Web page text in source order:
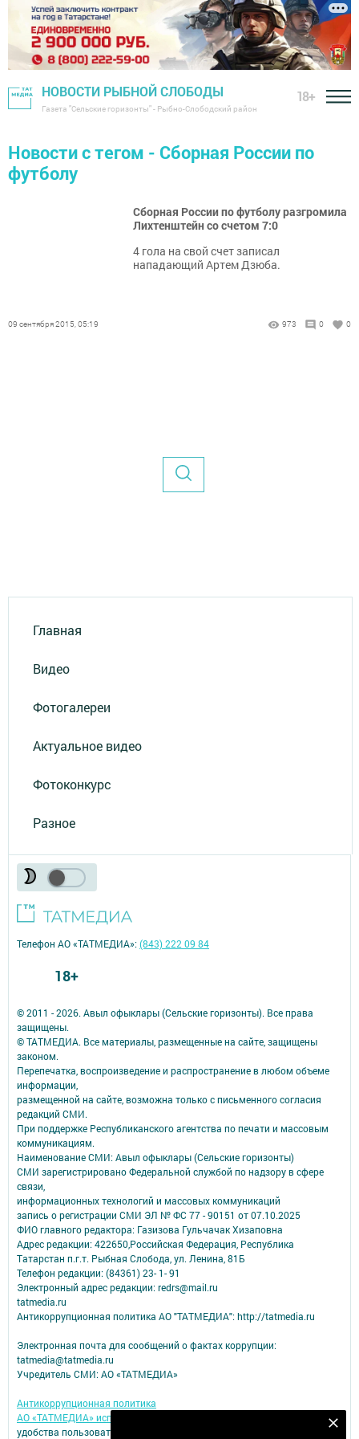
НОВОСТИ РЫБНОЙ СЛОБОДЫ
Газета "Сельские горизонты" - Рыбно-Слободский район
18+
Новости с тегом - Сборная России по
футболу
Сборная России по футболу разгромила
Лихтенштейн со счетом 7:0
4 гола на свой счет записал
нападающий Артем Дзюба.
09 сентября 2015, 05:19 973 0 0
Главная
Видео
Фотогалереи
Актуальное видео
Фотоконкурс
Разное
© 2011 - 2026. Авыл офыклары (Сельские горизонты). Все права
защищены.
© ТАТМЕДИА. Все материалы, размещенные на сайте, защищены
законом.
Перепечатка, воспроизведение и распространение в любом объеме
информации,
размещенной на сайте, возможна только с письменного согласия
редакций СМИ.
При поддержке Республиканского агентства по печати и массовым
коммуникациям.
Наименование СМИ: Авыл офыклары (Сельские горизонты)
СМИ зарегистрировано Федеральной службой по надзору в сфере
связи,
информационных технологий и массовых коммуникаций
запись о регистрации СМИ ЭЛ № ФС 77 - 90151 от 07.10.2025
ФИО главного редактора: Газизова Гульчачак Хизаповна
Адрес редакции: 422650,Российская Федерация, Республика
Татарстан п.г.т. Рыбная Слобода, ул. Ленина, 81Б
Телефон редакции: (84361) 23- 1- 91
Электронный адрес редакции: redrs@mail.ru
tatmedia.ru
Антикоррупционная политика АО "ТАТМЕДИА": http://tatmedia.ru
Электронная почта для сообщений о фактах коррупции:
tatmedia@tatmedia.ru
Учредитель СМИ: АО «ТАТМЕДИА»
Антикоррупционная политика
АО «ТАТМЕДИА» использует «cookie»
для персонализации сервисов и
удобства пользователей сайтом.
Телефон АО «ТАТМЕДИА»:(843) 222 09 84
18+